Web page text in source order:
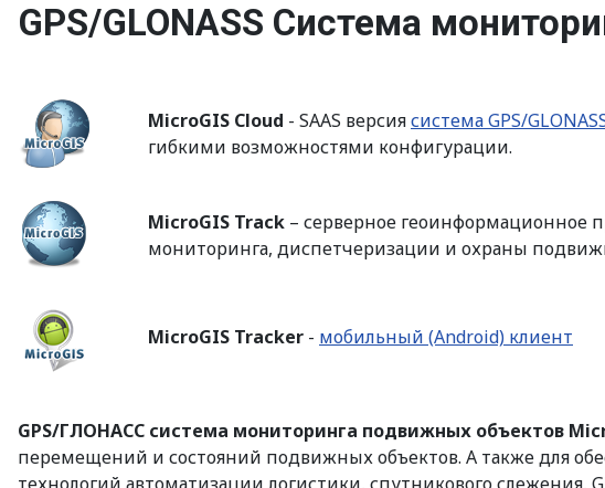
GPS/GLONASS Система
MicroGIS Cloud - SAAS версиясистема GPS/
гибкими возможностями конфигурации.
MicroGIS Track – серверное геоинформационное
мониторинга, диспетчеризации и охраны
MicroGIS Tracker - мобильный (Android) клиент
GPS/ГЛОНАСС система мониторинга подвижных объектов
перемещений и состояний подвижных объектов. А также для